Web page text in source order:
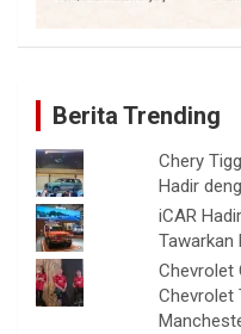
Berita Trending
Chery
Hadir
iCAR
Tawarkan
Chevrolet
Chevrolet